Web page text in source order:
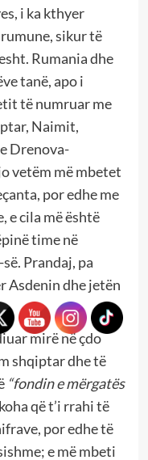
i ka kthyer
sikur të
Rumania dhe
tanë, apo i
të numruar me
Naimit,
Drenova-
vetëm më mbetet
por edhe me
e cila më është
time në
Prandaj, pa
Asdenin dhe jetën
mirë në çdo
shqiptar dhe të
“fondin e mërgatës
që t’i rrahi të
por edhe të
e më mbeti